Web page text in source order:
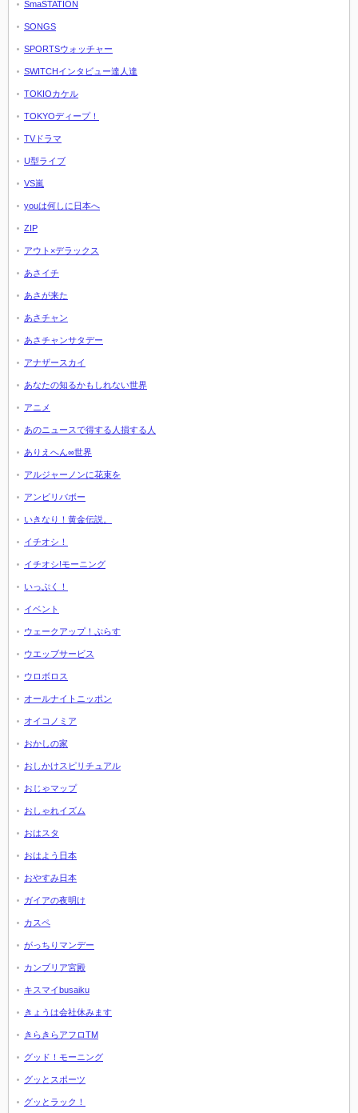
SmaSTATION
SONGS
SPORTSウォッチャー
SWITCHインタビュー達人達
TOKIOカケル
TOKYOディープ！
TVドラマ
U型ライブ
VS嵐
youは何しに日本へ
ZIP
アウト×デラックス
あさイチ
あさが来た
あさチャン
あさチャンサタデー
アナザースカイ
あなたの知るかもしれない世界
アニメ
あのニュースで得する人損する人
ありえへん∞世界
アルジャーノンに花束を
アンビリバボー
いきなり！黄金伝説。
イチオシ！
イチオシ!モーニング
いっぷく！
イベント
ウェークアップ！ぷらす
ウエッブサービス
ウロボロス
オールナイトニッポン
オイコノミア
おかしの家
おしかけスピリチュアル
おじゃマップ
おしゃれイズム
おはスタ
おはよう日本
おやすみ日本
ガイアの夜明け
カスペ
がっちりマンデー
カンブリア宮殿
キスマイbusaiku
きょうは会社休みます
きらきらアフロTM
グッド！モーニング
グッとスポーツ
グッとラック！